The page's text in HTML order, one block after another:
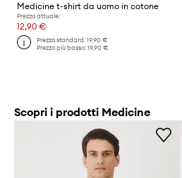
Medicine t-shirt da uomo in cotone
Prezzo attuale:
12,90 €
Prezzo standard:19,90 €
Prezzo più basso:19,90 €
Scopri i prodotti Medicine